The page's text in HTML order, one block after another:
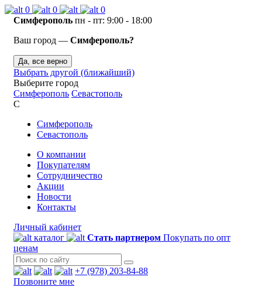
0 0
0
Симферополь пн - пт: 9:00 - 18:00
Ваш город — Симферополь?
Да, все верно
Выбрать другой (ближайший)
Выберите город
Симферополь Севастополь
С
Симферополь
Севастополь
О компании
Покупателям
Сотрудничество
Акции
Новости
Контакты
Личный кабинет
каталог
Стать партнером Покупать по опт
ценам
+7 (978) 203-84-88
Позвоните мне